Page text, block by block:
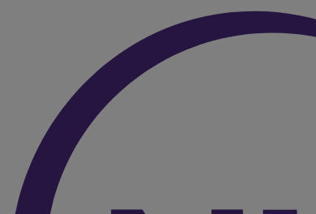
Over de inhoud van de pagina